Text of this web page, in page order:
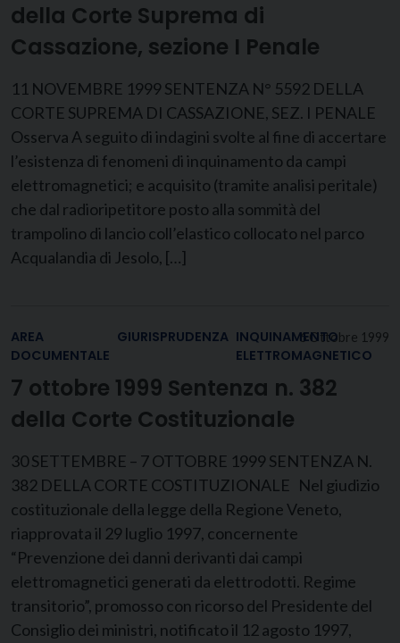
della Corte Suprema di
Cassazione, sezione I Penale
11 NOVEMBRE 1999 SENTENZA N° 5592 DELLA
CORTE SUPREMA DI CASSAZIONE, SEZ. I PENALE
Osserva A seguito di indagini svolte al fine di accertare
l’esistenza di fenomeni di inquinamento da campi
elettromagnetici; e acquisito (tramite analisi peritale)
che dal radioripetitore posto alla sommità del
trampolino di lancio coll’elastico collocato nel parco
Acqualandia di Jesolo, […]
6 Ottobre 1999
AREA
DOCUMENTALE
GIURISPRUDENZA INQUINAMENTO
ELETTROMAGNETICO
7 ottobre 1999 Sentenza n. 382
della Corte Costituzionale
30 SETTEMBRE – 7 OTTOBRE 1999 SENTENZA N.
382 DELLA CORTE COSTITUZIONALE Nel giudizio
costituzionale della legge della Regione Veneto,
riapprovata il 29 luglio 1997, concernente
“Prevenzione dei danni derivanti dai campi
elettromagnetici generati da elettrodotti. Regime
transitorio”, promosso con ricorso del Presidente del
Consiglio dei ministri, notificato il 12 agosto 1997,